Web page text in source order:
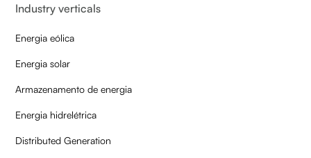
Industry verticals
Energia eólica
Energia solar
Armazenamento de energia
Energia hidrelétrica
Distributed Generation